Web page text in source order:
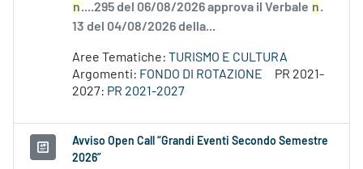
n....295 del 06/08/2026 approva il Verbale n.
13 del 04/08/2026 della...
Aree Tematiche: TURISMO E CULTURA
Argomenti: FONDO DI ROTAZIONE
PR 2021-
2027: PR 2021-2027
Avviso Open Call “Grandi Eventi Secondo Semestre
2026”